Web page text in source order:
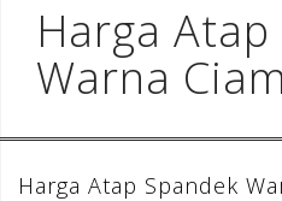
Harga
Warna
Harga Atap Spandek